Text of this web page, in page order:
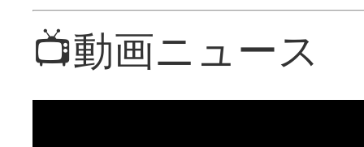
📺動画ニュース